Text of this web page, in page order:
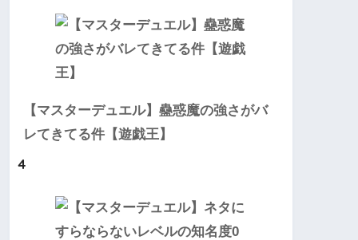
【マスターデュエル】蠱惑魔の強さがバ
レてきてる件【遊戯王】
4